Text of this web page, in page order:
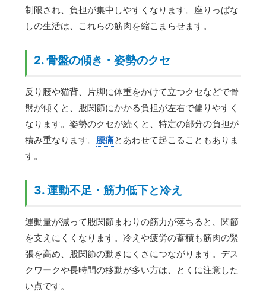
制限され、負担が集中しやすくなります。座りっぱな
しの生活は、これらの筋肉を縮こまらせます。
2. 骨盤の傾き・姿勢のクセ
反り腰や猫背、片脚に体重をかけて立つクセなどで骨
盤が傾くと、股関節にかかる負担が左右で偏りやすく
なります。姿勢のクセが続くと、特定の部分の負担が
積み重なります。 腰痛とあわせて起こることもありま
す。
3. 運動不足・筋力低下と冷え
運動量が減って股関節まわりの筋力が落ちると、関節
を支えにくくなります。冷えや疲労の蓄積も筋肉の緊
張を高め、股関節の動きにくさにつながります。デス
クワークや長時間の移動が多い方は、とくに注意した
い点です。